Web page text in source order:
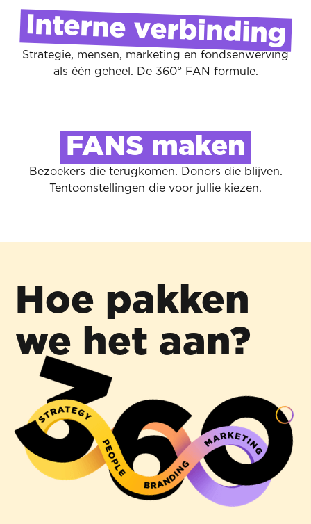
Interne verbinding
Strategie, mensen, marketing en fondsenwerving
als één geheel. De 360° FAN formule.
FANS maken
Bezoekers die terugkomen. Donors die blijven.
Tentoonstellingen die voor jullie kiezen.
Hoe pakken
we het aan?